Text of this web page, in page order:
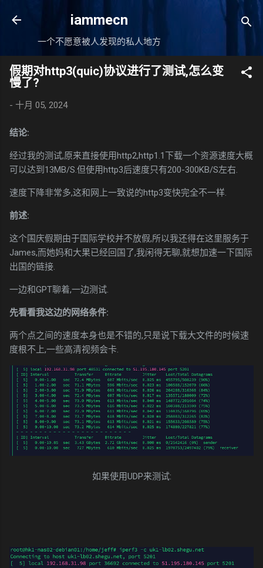
跳至主要内容
iammecn
一个不愿意被人发现的私人地方
假期对http3(quic)协议进行了测试,怎么变
慢了?
- 十月 05, 2024
结论:
经过我的测试,原来直接使用http2,http1.1下载一个资源速度大概
可以达到13MB/S.但使用http3后速度只有200-300KB/S左右.
速度下降非常多,这和网上一致说的http3变快完全不一样.
前述:
这个国庆假期由于国际学校并不放假,所以我还得在这里服务于
James,而她妈和大果已经回国了,我闲得无聊,就想加速一下国际
出国的链接.
一边和GPT聊着,一边测试.
先看看我这边的网络条件:
两个点之间的速度本身也是不错的,只是说下载大文件的时候速
度根不上,一些高清视频会卡.
如果使用UDP来测试: